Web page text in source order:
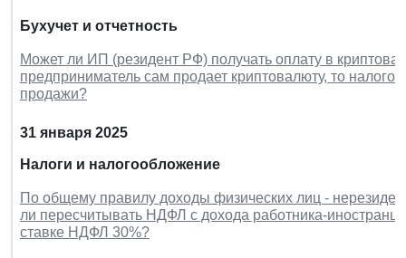
Бухучет и отчетность
Может ли ИП (резидент РФ) получать оплату в
предприниматель сам продает криптовалюту, то
продажи?
31 января 2025
Налоги и налогообложение
По общему правилу доходы физических лиц -
ли пересчитывать НДФЛ с дохода работника-
ставке НДФЛ 30%?